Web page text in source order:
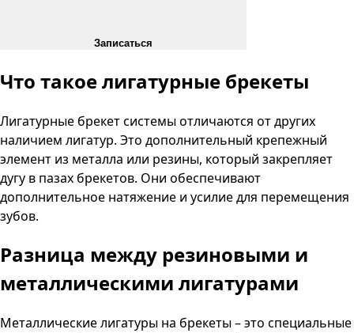
Записаться
Что такое лигатурные брекеты
Лигатурные брекет системы отличаются от других
наличием лигатур. Это дополнительный крепежный
элемент из металла или резины, который закрепляет
дугу в пазах брекетов. Они обеспечивают
дополнительное натяжение и усилие для перемещения
зубов.
Разница между резиновыми и
металлическими лигатурами
Металлические лигатуры на брекеты – это специальные